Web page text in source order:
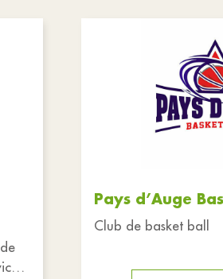
Pays d’Auge
Club de basket ball